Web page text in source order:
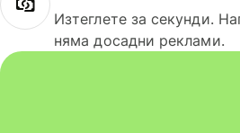
Изтеглете за секунди.
няма досадни реклами.